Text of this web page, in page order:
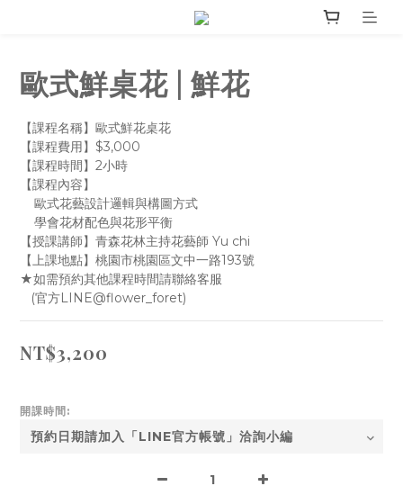
歐式鮮桌花 | 鮮花
【課程名稱】歐式鮮花桌花
【課程費用】$3,000
【課程時間】2小時
【課程內容】
    歐式花藝設計邏輯與構圖方式
    學會花材配色與花形平衡
【授課講師】青森花林主持花藝師 Yu chi
【上課地點】桃園市桃園區文中一路193號
★如需預約其他課程時間請聯絡客服
   (官方LINE@flower_foret)
NT$3,200
開課時間: